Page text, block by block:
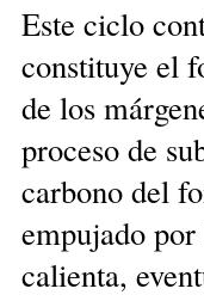
Este ciclo
constituye el
de los
proceso de
carbono del
empujado por
calienta,